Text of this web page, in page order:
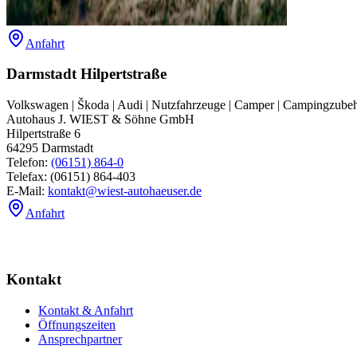
Anfahrt
Darmstadt Hilpertstraße
Volkswagen | Škoda | Audi | Nutzfahrzeuge | Camper |
Autohaus J. WIEST & Söhne GmbH
Hilpertstraße 6
64295 Darmstadt
Telefon: (06151) 864-0
Telefax: (06151) 864-403
E-Mail: kontakt@wiest-autohaeuser.de
Anfahrt
Kontakt
Kontakt & Anfahrt
Öffnungszeiten
Ansprechpartner